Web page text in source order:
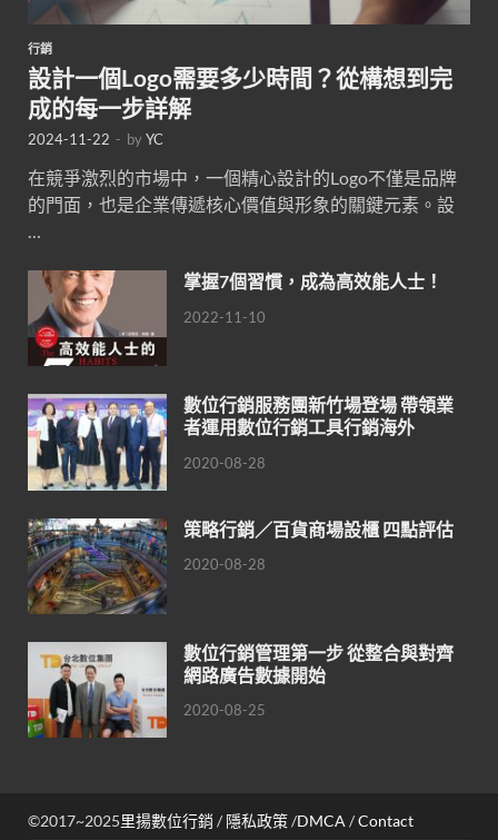
行銷
設計一個Logo需要多少時間？從構想到完
成的每一步詳解
2024-11-22 - byYC
在競爭激烈的市場中，一個精心設計的Logo不僅是品牌
的門面，也是企業傳遞核心價值與形象的關鍵元素。設
…
掌握7個習慣，成為高效能人士！
2022-11-10
數位行銷服務團新竹場登場 帶領業
者運用數位行銷工具行銷海外
2020-08-28
策略行銷／百貨商場設櫃 四點評估
2020-08-28
數位行銷管理第一步 從整合與對齊
網路廣告數據開始
2020-08-25
©2017~2025里揚數位行銷 / 隱私政策/DMCA /Contact